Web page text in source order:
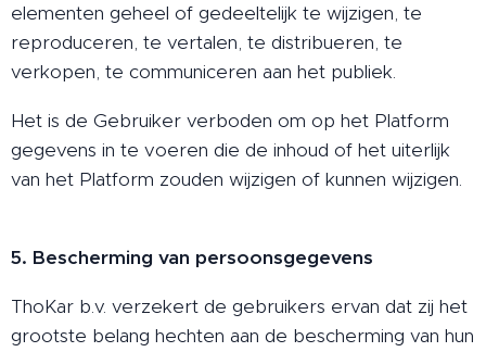
elementen geheel of gedeeltelijk te wijzigen, te
reproduceren, te vertalen, te distribueren, te
verkopen, te communiceren aan het publiek.
Het is de Gebruiker verboden om op het Platform
gegevens in te voeren die de inhoud of het uiterlijk
van het Platform zouden wijzigen of kunnen wijzigen.
5. Bescherming van persoonsgegevens
ThoKar b.v. verzekert de gebruikers ervan dat zij het
grootste belang hechten aan de bescherming van hun